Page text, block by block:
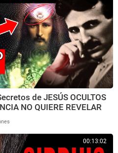
de JESÚS OCULTOS
NO QUIERE REVELAR
00:13:02